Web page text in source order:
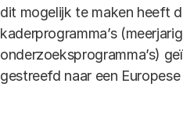
dit mogelijk te maken heeft
kaderprogramma’s
onderzoeksprogramma’s)
gestreefd naar een